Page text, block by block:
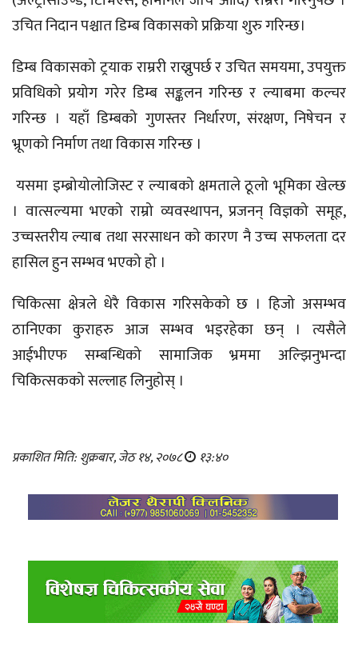
उचित निदान पश्चात डिम्ब विकासको प्रक्रिया शुरु गरिन्छ।
डिम्ब विकासको ट्रयाक राम्ररी राख्नुपर्छ र उचित समयमा, उपयुक्त
प्रविधिको प्रयोग गरेर डिम्ब सङ्कलन गरिन्छ र ल्याबमा कल्चर
गरिन्छ । यहाँ डिम्बको गुणस्तर निर्धारण, संरक्षण, निषेचन र
भ्रूणको निर्माण तथा विकास गरिन्छ ।
यसमा इम्ब्रोयोलोजिस्ट र ल्याबको क्षमताले ठूलो भूमिका खेल्छ
। वात्सल्यमा भएको राम्रो व्यवस्थापन, प्रजनन् विज्ञको समूह,
उच्चस्तरीय ल्याब तथा सरसाधन को कारण नै उच्च सफलता दर
हासिल हुन सम्भव भएको हो ।
चिकित्सा क्षेत्रले धेरै विकास गरिसकेको छ । हिजो असम्भव
ठानिएका कुराहरु आज सम्भव भइरहेका छन् । त्यसैले
आईभीएफ सम्बन्धिको सामाजिक भ्रममा अल्झिनुभन्दा
चिकित्सकको सल्लाह लिनुहोस् ।
प्रकाशित मिति: शुक्रबार, जेठ १४, २०७८ १३:४०